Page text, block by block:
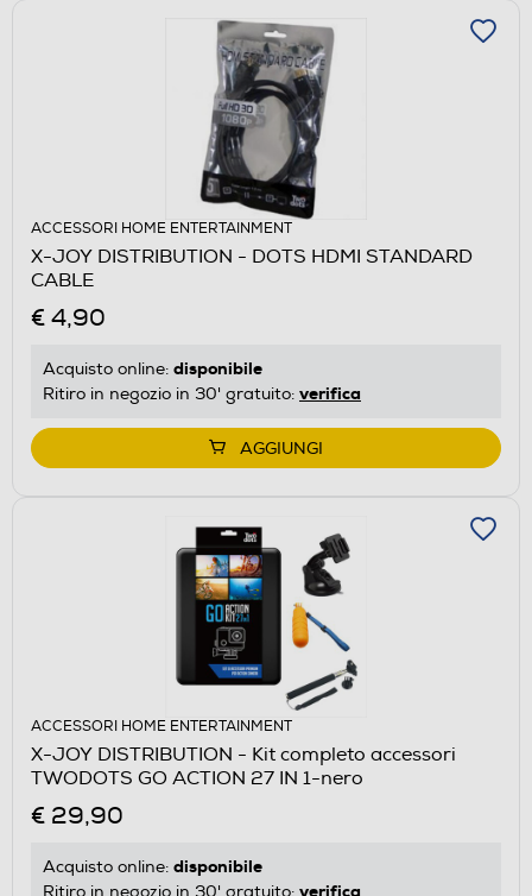
ACCESSORI HOME ENTERTAINMENT
X-JOY DISTRIBUTION - DOTS HDMI STANDARD
CABLE
€ 4,90
Acquisto online: disponibile
Ritiro in negozio in 30' gratuito: verifica
AGGIUNGI
ACCESSORI HOME ENTERTAINMENT
X-JOY DISTRIBUTION - Kit completo accessori
TWODOTS GO ACTION 27 IN 1-nero
€ 29,90
Acquisto online: disponibile
Ritiro in negozio in 30' gratuito: verifica